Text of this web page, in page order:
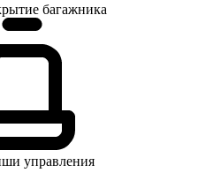
багажника
управления